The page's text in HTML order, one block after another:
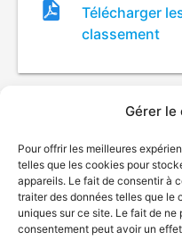
Gérer le
Pour offrir les meilleures
telles que les cookies pour
appareils. Le fait de consentir à
traiter des données telles que le
uniques sur ce site. Le fait de
consentement peut avoir un
Fichier
de
classement
Télécharger
classement
©